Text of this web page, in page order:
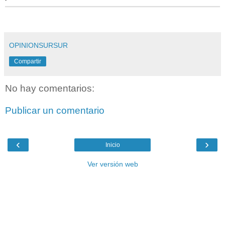
OPINIONSURSUR
Compartir
No hay comentarios:
Publicar un comentario
‹ ›
Inicio
Ver versión web